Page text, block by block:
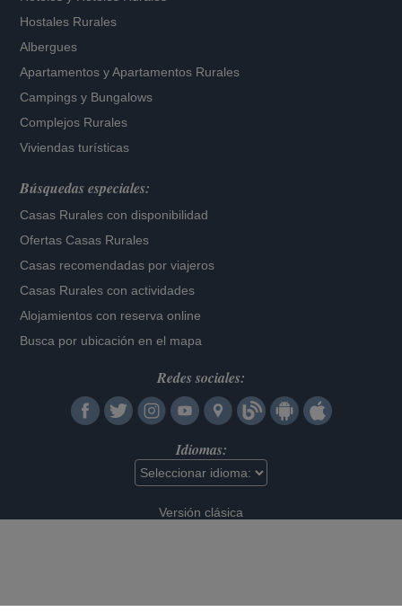
Hostales Rurales
Albergues
Apartamentos yApartamentos Rurales
Campings y Bungalows
Complejos Rurales
Viviendas turísticas
Búsquedas especiales:
Casas Rurales con disponibilidad
Ofertas Casas Rurales
Casas recomendadas por viajeros
Casas Rurales con actividades
Alojamientos con reserva online
Busca por ubicación en el mapa
Redes sociales:
Idiomas:
Versión clásica